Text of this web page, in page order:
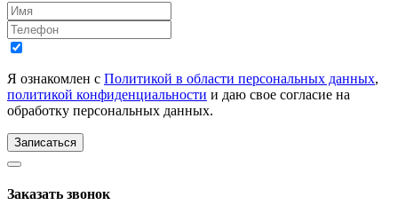
Я ознакомлен с Политикой в области персональных данных,
политикой конфиденциальности и даю свое согласие на
обработку персональных данных.
Записаться
Заказать звонок